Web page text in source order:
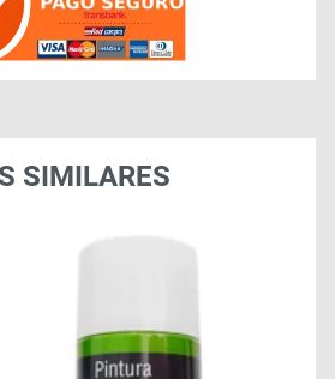
SIMILARES